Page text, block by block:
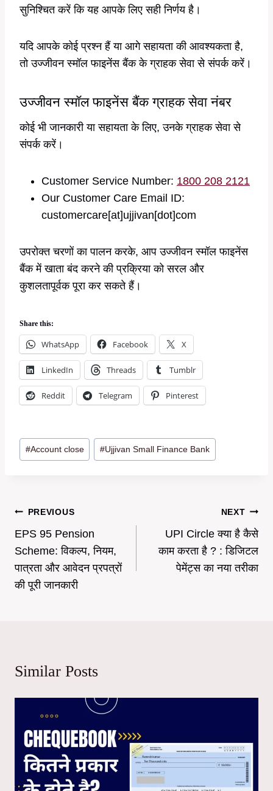
सुनिश्चित करें कि यह आपके लिए सही निर्णय है।
यदि आपके कोई प्रश्न हैं या आगे सहायता की आवश्यकता है,
तो उज्जीवन स्मॉल फाइनेंस बैंक के ग्राहक सेवा से संपर्क करें।
उज्जीवन स्मॉल फाइनेंस बैंक ग्राहक सेवा नंबर
कोई भी जानकारी या सहायता के लिए, उनके ग्राहक सेवा से
संपर्क करें।
Customer Service Number: 1800 208 2121
Our Customer Care Email ID:
customercare[at]ujjivan[dot]com
उपरोक्त चरणों का पालन करके, आप उज्जीवन स्मॉल फाइनेंस
बैंक में खाता बंद करने की प्रक्रिया को सरल और
कुशलतापूर्वक पूरा कर सकते हैं।
Share this:
WhatsApp Facebook X
LinkedIn Threads Tumblr
Reddit Telegram Pinterest
Post
Tags:
#Account close #Ujjivan Small Finance Bank
Post
navigation
PREVIOUS
EPS 95 Pension
Scheme: विकल्प, नियम,
पात्रता और आवेदन प्रपत्रों
की पूरी जानकारी
NEXT
UPI Circle क्या है कैसे
काम करता है ? : डिजिटल
पेमेंट्स का नया तरीका
Similar Posts